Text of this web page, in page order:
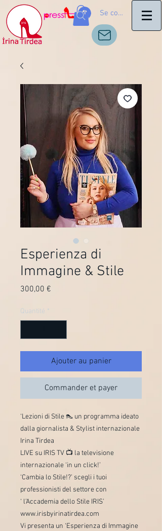
Se connecter
Esperienza di
Immagine & Stile
300,00 €
Quantité *
Ajouter au panier
Commander et payer
‘Lezioni di Stile 👠 un programma ideato
dalla giornalista & Stylist internazionale
Irina Tirdea
LIVE su IRIS TV 📺 la televisione
internazionale ‘in un click!’
‘Cambia lo Stile!?’ scegli i tuoi
professionisti del settore con
‘ l’Accademia dello Stile IRIS’
www.irisbyirinatirdea.com
Vi presenta un ‘Esperienza di Immagine